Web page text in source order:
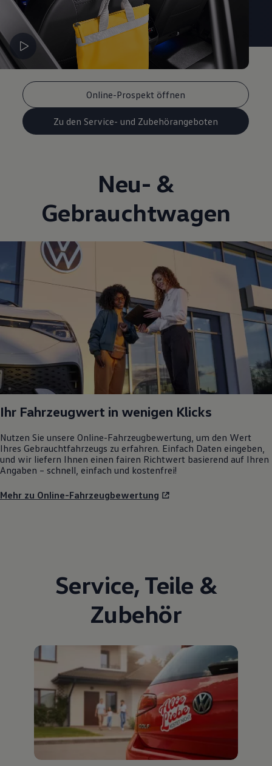
Online-Prospekt öffnen
Zu den Service- und Zubehörangeboten
Neu- &
Gebrauchtwagen
Ihr Fahrzeugwert in wenigen Klicks
Nutzen Sie unsere Online-Fahrzeugbewertung, um den Wert
Ihres Gebrauchtfahrzeugs zu erfahren. Einfach Daten eingeben,
und wir liefern Ihnen einen fairen Richtwert basierend auf Ihren
Angaben – schnell, einfach und kostenfrei!
Mehr zu Online-Fahrzeugbewertung
Service, Teile &
Zubehör